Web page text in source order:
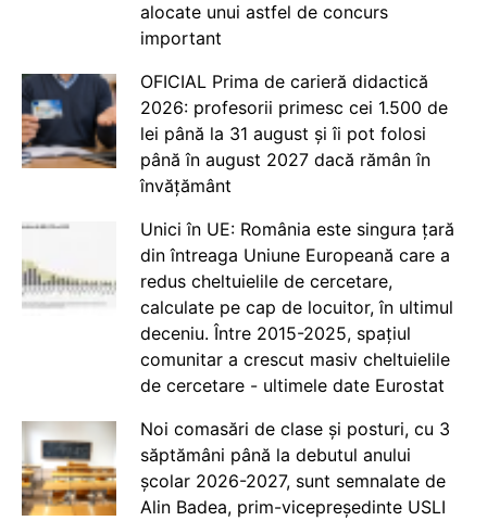
alocate unui astfel de concurs
important
OFICIAL Prima de carieră didactică
2026: profesorii primesc cei 1.500 de
lei până la 31 august și îi pot folosi
până în august 2027 dacă rămân în
învățământ
Unici în UE: România este singura țară
din întreaga Uniune Europeană care a
redus cheltuielile de cercetare,
calculate pe cap de locuitor, în ultimul
deceniu. Între 2015-2025, spațiul
comunitar a crescut masiv cheltuielile
de cercetare - ultimele date Eurostat
Noi comasări de clase și posturi, cu 3
săptămâni până la debutul anului
școlar 2026-2027, sunt semnalate de
Alin Badea, prim-vicepreședinte USLI